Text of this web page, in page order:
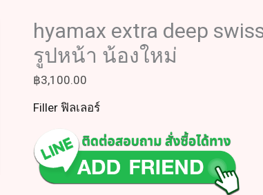
hyamax extra deep
รูปหน้า น้องใหม่
฿3,100.00
Filler ฟิลเลอร์